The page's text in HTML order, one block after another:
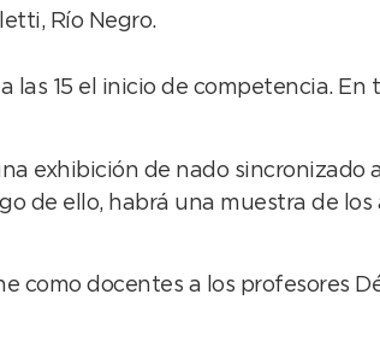
Río Negro.
las 15 el inicio de competencia. En
exhibición de nado sincronizado
de ello, habrá una muestra de los
como docentes a los profesores